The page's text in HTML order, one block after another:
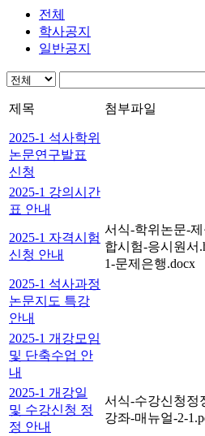
전체
학사공지
일반공지
제목 첨부파일
2025-1 석사학위
논문연구발표
신청
2025-1 강의시간
표 안내
2025-1 자격시험
신청 안내
서식-학위논문-
합시험-응시원서
1-문제은행.docx
2025-1 석사과정
논문지도 특강
안내
2025-1 개강모임
및 단축수업 안
내
2025-1 개강일
및 수강신청 정
정 안내
서식-수강신청정
강좌-매뉴얼-2-